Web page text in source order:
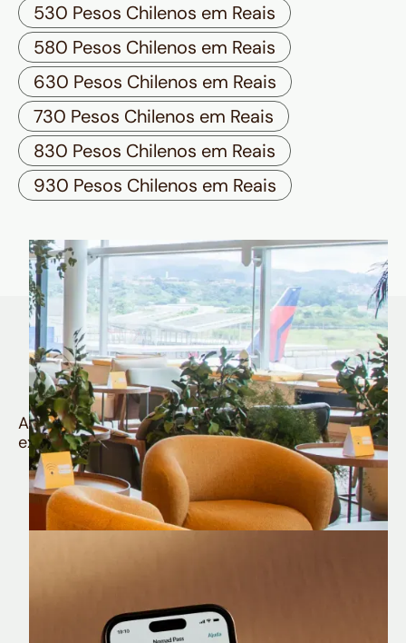
530 Pesos Chilenos em Reais
580 Pesos Chilenos em Reais
630 Pesos Chilenos em Reais
730 Pesos Chilenos em Reais
830 Pesos Chilenos em Reais
930 Pesos Chilenos em Reais
Quem é Nomad tem
muito mais
Aproveite todos os benefícios e vantagens
exclusivas da sua Conta Internacional